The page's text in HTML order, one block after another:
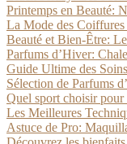
Printemps en Beauté:
La Mode des
Beauté et Bien-Être:
Parfums d’Hiver:
Guide Ultime des
Sélection de Parfums
Quel sport choisir pour
Les Meilleures
Astuce de Pro: